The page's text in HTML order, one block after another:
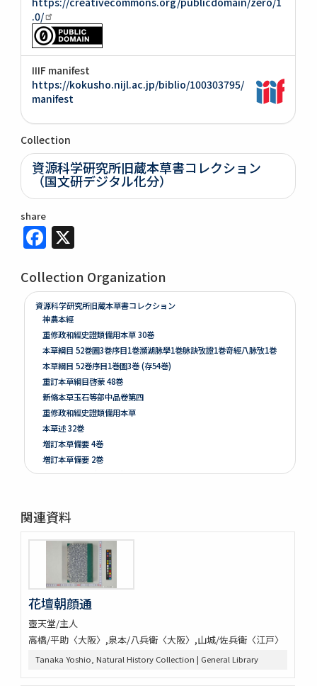
.0/
IIIF manifest
https://kokusho.nijl.ac.jp/biblio/100303795/
manifest
Collection
資源科学研究所旧蔵本草書コレクション
（国文研デジタル化分）
share
Facebook
Collection Organization
資源科学研究所旧蔵本草書コレクション
神農本經
重修政和經史證類備用本草 30巻
本草綱目 52巻圖3巻序目1巻瀕湖脉學1巻脉訣攷證1巻竒經八脉攷1巻
本草綱目 52巻序目1巻圖3巻 (存54巻)
重訂本草綱目啓蒙 48巻
新脩本草玉石等部中品卷第四
重修政和經史證類備用本草
本草述 32巻
増訂本草備要 4巻
増訂本草備要 2巻
本草彙言 20巻 (存15巻)
昆蟲草木略 2巻
爾雅註疏 11巻
格致鏡原 100巻
類林新咏 36巻
藥性本草約言 4巻
開拓使官園動植品類簿
救荒野譜 1巻補遺1巻坿救荒辟穀諸方
灌園草木識 6巻
南方草木状 3巻坿桂海草木志
Alle de plaaten en de vruchten
関連資料
花壇朝顔通
壺天堂/主人
高橋/平助〈大阪〉,泉本/八兵衛〈大阪〉,山城/佐兵衛〈江戸〉
Tanaka Yoshio, Natural History Collection | General Library